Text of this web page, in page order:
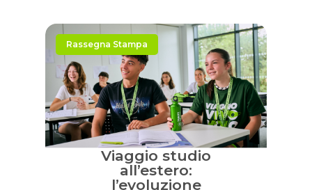
Rassegna Stampa
Viaggio studio
all’estero:
l’evoluzione